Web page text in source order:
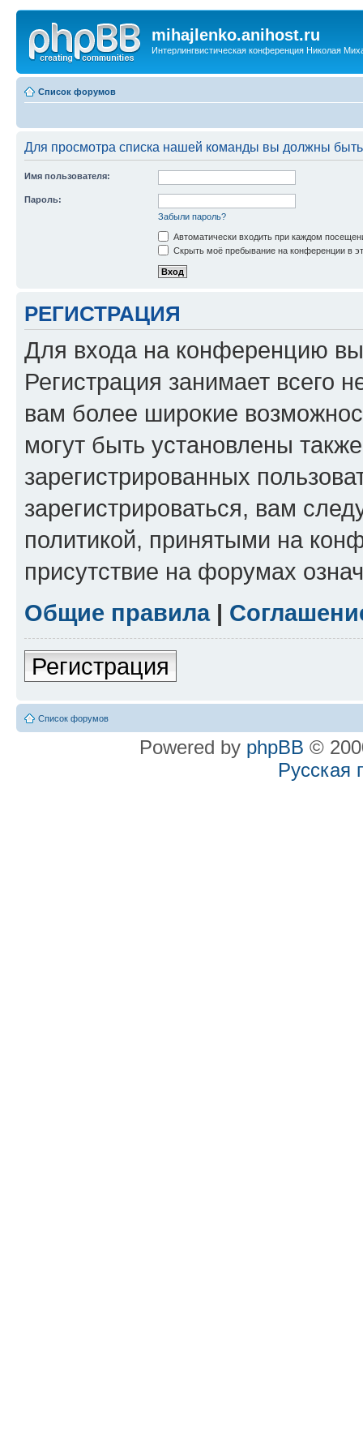
mihajlenko.anihost.ru
Интерлингвистическая конференция Николая
Список форумов
Для просмотра списка нашей команды вы должны
Имя пользователя:
Пароль:
Забыли пароль?
Автоматически входить при каждом
Скрыть моё пребывание на конференции в
РЕГИСТРАЦИЯ
Для входа на конференцию
Регистрация занимает всего
вам более широкие
могут быть установлены
зарегистрированных
зарегистрироваться, вам
политикой, принятыми на
присутствие на форумах
Общие правила|
Регистрация
Список форумов
Powered by phpBB ©
Русская